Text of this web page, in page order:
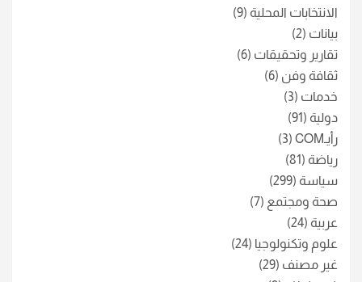
الانتخابات المحلية (9)
بيانات (2)
تقارير وتحقيقات (6)
ثقافة وفن (6)
خدمات (3)
دولية (91)
رأيـCOM
(3)
رياضة (81)
سياسة (299)
صحة ومجتمع (7)
عربية (24)
علوم وتكنولوجيا (24)
غير مصنف (29)